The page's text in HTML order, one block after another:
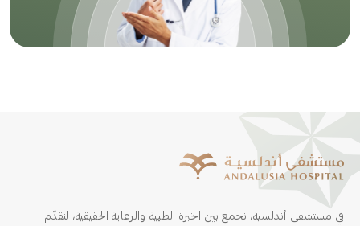
في مستشفى أندلسية، نجمع بين الخبرة الطبية والرعاية الحقيقية، لنقدّم